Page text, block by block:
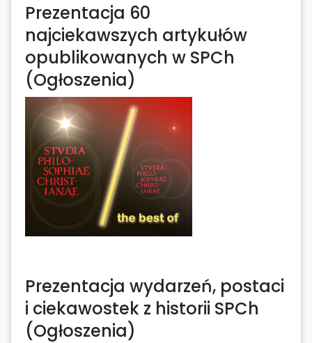
Prezentacja 60
najciekawszych artykułów
opublikowanych w SPCh
(Ogłoszenia)
Prezentacja wydarzeń, postaci
i ciekawostek z historii SPCh
(Ogłoszenia)